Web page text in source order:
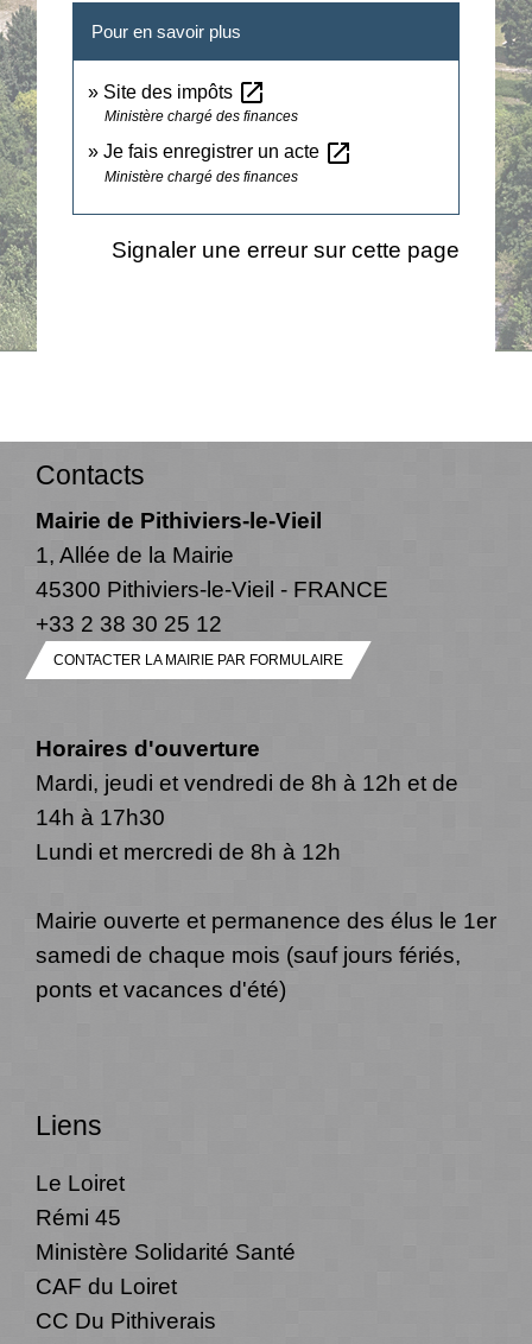
Pour en savoir plus
Site des impôts open_in_new
Ministère chargé des finances
Je fais enregistrer un acte open_in_new
Ministère chargé des finances
Signaler une erreur sur cette page
Contacts
Mairie de Pithiviers-le-Vieil
1, Allée de la Mairie
45300 Pithiviers-le-Vieil - FRANCE
+33 2 38 30 25 12
CONTACTER LA MAIRIE PAR FORMULAIRE
Horaires d'ouverture
Mardi, jeudi et vendredi de 8h à 12h et de
14h à 17h30
Lundi et mercredi de 8h à 12h
Mairie ouverte et permanence des élus le 1er
samedi de chaque mois (sauf jours fériés,
ponts et vacances d'été)
Liens
Le Loiret
Rémi 45
Ministère Solidarité Santé
CAF du Loiret
CC Du Pithiverais